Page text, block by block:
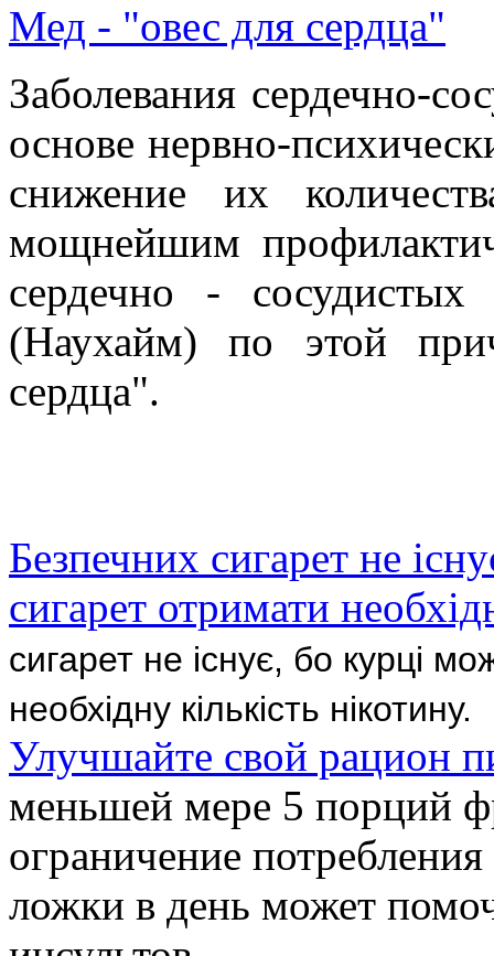
Мед - "овес для сердца"
Заболевания сердечно-
основе нервно-
снижение их
мощнейшим
сердечно -
(Наухайм) по этой
сердца".
Безпечних сигарет не
сигарет отримати
сигарет не існує, бо курці
необхідну кількість нікотину.
Улучшайте свой рацион
меньшей мере 5 порций
ограничение
ложки в день может